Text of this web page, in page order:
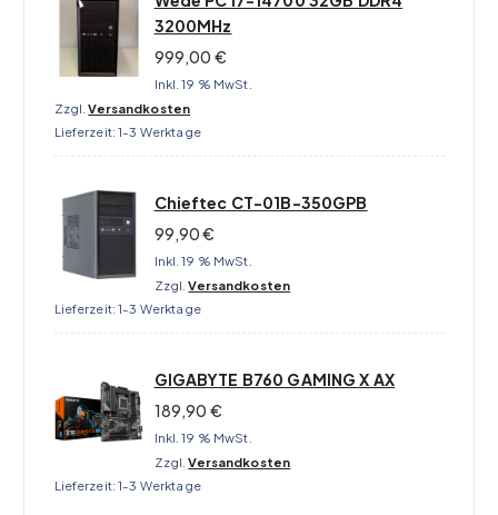
3200MHz
999,00 €
Inkl. 19 % MwSt.
Zzgl.Versandkosten
Lieferzeit:1-3 Werktage
Chieftec CT-01B-350GPB
99,90€
Inkl. 19 % MwSt.
Zzgl.Versandkosten
Lieferzeit:1-3 Werktage
GIGABYTE B760 GAMING X AX
189,90 €
Inkl. 19 % MwSt.
Zzgl.Versandkosten
Lieferzeit:1-3 Werktage